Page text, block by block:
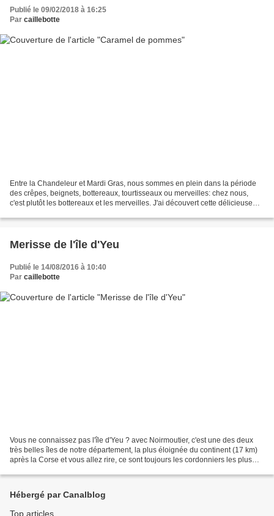
Publié le 09/02/2018 à 16:25
Par caillebotte
Entre la Chandeleur et Mardi Gras, nous sommes en plein dans la période
des crêpes, beignets, bottereaux, tourtisseaux ou merveilles: chez nous,
c'est plutôt les bottereaux et les merveilles. J'ai découvert cette délicieuse
Merisse de l'île d'Yeu
Publié le 14/08/2016 à 10:40
Par caillebotte
Vous ne connaissez pas l'île d'Yeu ? avec Noirmoutier, c'est une des deux
très belles îles de notre département, la plus éloignée du continent (17 km)
après la Corse et vous allez rire, ce sont toujours les cordonniers les plus
Hébergé par Canalblog
Top articles